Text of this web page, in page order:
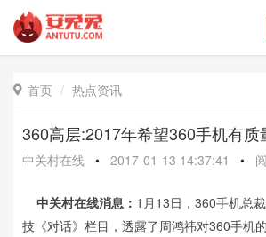
 首页 热点资讯
360高层:2017年希望360手机有质
中关村在线 • 2017-01-13 14:37:41 •
中关村在线消息： 1月13日，360手机总
技《对话》栏目，透露了周鸿祎对360手机